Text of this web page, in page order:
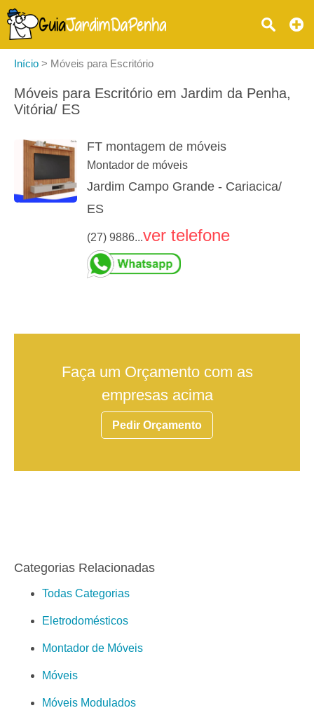
Início > Móveis para Escritório
Móveis para Escritório em Jardim da Penha,
Vitória/ ES
FT montagem de móveis
Montador de móveis
Jardim Campo Grande - Cariacica/
ES
(27) 9886...ver telefone
Faça um Orçamento com as
empresas acima
Pedir Orçamento
Categorias Relacionadas
Todas Categorias
Eletrodomésticos
Montador de Móveis
Móveis
Móveis Modulados